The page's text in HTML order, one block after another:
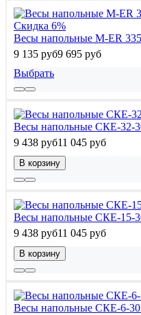
Скидка 6%
Весы напольные M-ER
9 135 руб9 695 руб
Выбрать
Весы напольные СКЕ-32-
9 438 руб11 045 руб
В корзину
Весы напольные СКЕ-15-
9 438 руб11 045 руб
В корзину
Весы напольные СКЕ-6-